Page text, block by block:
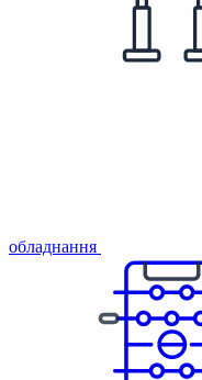
обладнання